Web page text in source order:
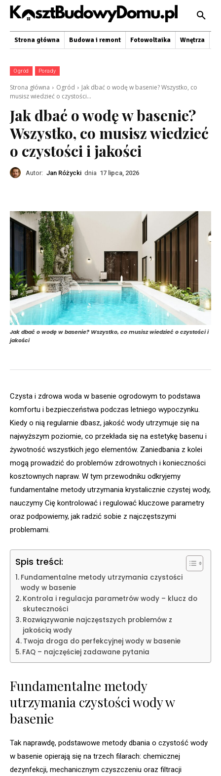
Strona główna Budowa i remont Fotowoltaika Wnętrza
Ogród Porady
Strona główna Ogród
Jak dbać o wodę w basenie? Wszystko, co
musisz wiedzieć o czystości...
Jak dbać o wodę w basenie?
Wszystko, co musisz wiedzieć
o czystości i jakości
Autor: Jan Różycki dnia 17 lipca, 2026
Jak dbać o wodę w basenie? Wszystko, co musisz wiedzieć o czystości i
jakości
Czysta i zdrowa woda w basenie ogrodowym to podstawa
komfortu i bezpieczeństwa podczas letniego wypoczynku.
Kiedy o nią regularnie dbasz, jakość wody utrzymuje się na
najwyższym poziomie, co przekłada się na estetykę basenu i
żywotność wszystkich jego elementów. Zaniedbania z kolei
mogą prowadzić do problemów zdrowotnych i konieczności
kosztownych napraw. W tym przewodniku odkryjemy
fundamentalne metody utrzymania krystalicznie czystej wody,
nauczymy Cię kontrolować i regulować kluczowe parametry
oraz podpowiemy, jak radzić sobie z najczęstszymi
problemami.
Spis treści:
Fundamentalne metody utrzymania czystości
wody w basenie
Kontrola i regulacja parametrów wody – klucz do
skuteczności
Rozwiązywanie najczęstszych problemów z
jakością wody
Twoja droga do perfekcyjnej wody w basenie
FAQ – najczęściej zadawane pytania
Fundamentalne metody
utrzymania czystości wody w
basenie
Tak naprawdę, podstawowe metody dbania o czystość wody
w basenie opierają się na trzech filarach: chemicznej
dezynfekcji, mechanicznym czyszczeniu oraz filtracji